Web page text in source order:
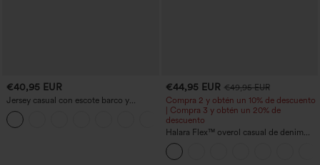
€40,95 EUR
Jersey casual con escote barco y
mangas murciélago
€44,95 EUR €49,95 EUR
Compra 2 y obtén un 10% de descuento
| Compra 3 y obtén un 20% de
descuento
Halara Flex™ overol casual de denim
lavado con escote en V y bolsillos